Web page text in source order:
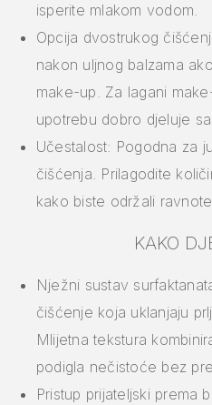
isperite mlakom vodom.
Opcija dvostrukog
nakon uljnog balzama
make-up. Za lagani
upotrebu dobro djeluje
Učestalost: Pogodna za
čišćenja. Prilagodite
kako biste održali
KAKO
Nježni sustav
čišćenje koja uklanjaju
Mlijetna tekstura
podigla nečistoće bez
Pristup prijateljski prema